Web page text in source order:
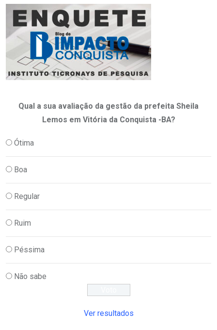
Qual a sua avaliação da gestão da prefeita Sheila
Lemos em Vitória da Conquista -BA?
Ótima
Boa
Regular
Ruim
Péssima
Não sabe
Ver resultados